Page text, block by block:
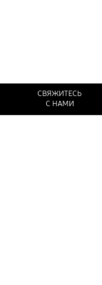
СВЯЖИТЕСЬ
С НАМИ